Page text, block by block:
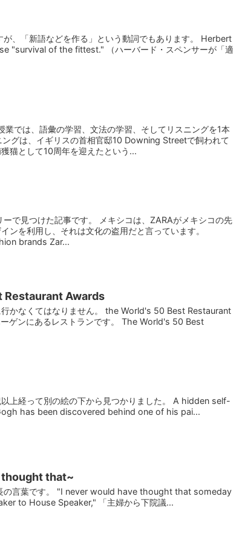
、「新語などを作る」という動詞でもあります。 Herbert
"survival of the fittest." （ハーバード・スペンサーが「適
業では、語彙の学習、文法の学習、そしてリスニングを1本
グは、イギリスの首相官邸10 Downing Streetで飼われて
猫として10周年を迎えたという...
で見つけた記事です。 メキシコは、ZARAがメキシコの先
ンを利用し、それは文化の盗用だと言っています。
brands Zar...
Restaurant Awards
かなくてはなりません。 the World's 50 Best Restaurant
ゲンにあるレストランです。 The World's 50 Best
上経って別の絵の下から見つかりました。 A hidden self-
has been discovered behind one of his pai...
that~
の言葉です。 "I never would have thought that someday
to House Speaker," 「主婦から下院議...